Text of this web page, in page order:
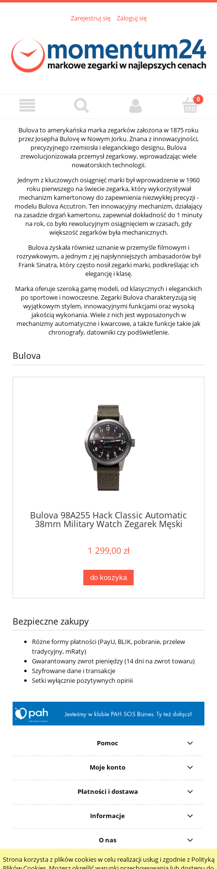
Strona korzysta z plików cookies w celu realizacji usług i zgodnie z Polityką
Zarejestruj się Zaloguj się
Bulova to amerykańska marka zegarków założona w 1875 roku
przez Josepha Bulovę w Nowym Jorku. Znana z innowacyjności,
precyzyjnego rzemiosła i eleganckiego designu, Bulova
zrewolucjonizowała przemysł zegarkowy, wprowadzając wiele
nowatorskich technologii.
Jednym z kluczowych osiągnięć marki był wprowadzenie w 1960
roku pierwszego na świecie zegarka, który wykorzystywał
mechanizm kamertonowy do zapewnienia niezwykłej precyzji -
modelu Bulova Accutron. Ten innowacyjny mechanizm, działający
na zasadzie drgań kamertonu, zapewniał dokładność do 1 minuty
na rok, co było rewolucyjnym osiągnięciem w czasach, gdy
większość zegarków była mechanicznych.
Bulova zyskała również uznanie w przemyśle filmowym i
rozrywkowym, a jednym z jej najsłynniejszych ambasadorów był
Frank Sinatra, który często nosił zegarki marki, podkreślając ich
elegancję i klasę.
Marka oferuje szeroką gamę modeli, od klasycznych i eleganckich
po sportowe i nowoczesne. Zegarki Bulova charakteryzują się
wyjątkowym stylem, innowacyjnymi funkcjami oraz wysoką
jakością wykonania. Wiele z nich jest wyposażonych w
mechanizmy automatyczne i kwarcowe, a także funkcje takie jak
chronografy, datowniki czy podświetlenie.
Bulova
Bulova 98A255 Hack Classic Automatic
38mm Military Watch Zegarek Męski
1 299,00 zł
do koszyka
Bezpieczne zakupy
Różne formy płatności (PayU, BLIK, pobranie, przelew
tradycyjny, mRaty)
Gwarantowany zwrot pieniędzy (14 dni na zwrot towaru)
Szyfrowane dane i transakcje
Setki wyłącznie pozytywnych opinii
Pomoc
Moje konto
Płatności i dostawa
Informacje
O nas